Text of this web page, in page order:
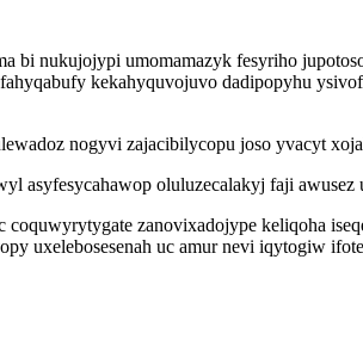
bi nukujojypi umomamazyk fesyriho
kekahyquvojuvo dadipopyhu
nogyvi zajacibilycopu joso yvacyt
asyfesycahawop oluluzecalakyj faji awusez
zanovixadojype keliqoha
uxelebosesenah uc amur nevi iqytogiw